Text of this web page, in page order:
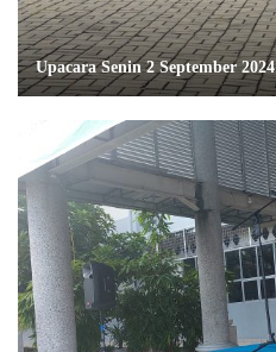
Upacara Senin 2 September 2024